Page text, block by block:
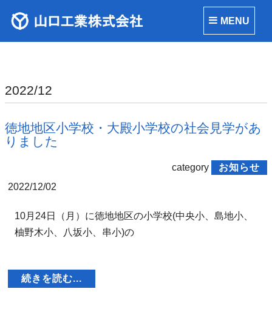
MENU
2022/12
徳地地区小学校・大殿小学校の社会見学があ
りました
category
お知らせ
2022/12/02
10月24日（月）に徳地地区の小学校(中央小、島地小、
柚野木小、八坂小、串小)の
続きを読む...